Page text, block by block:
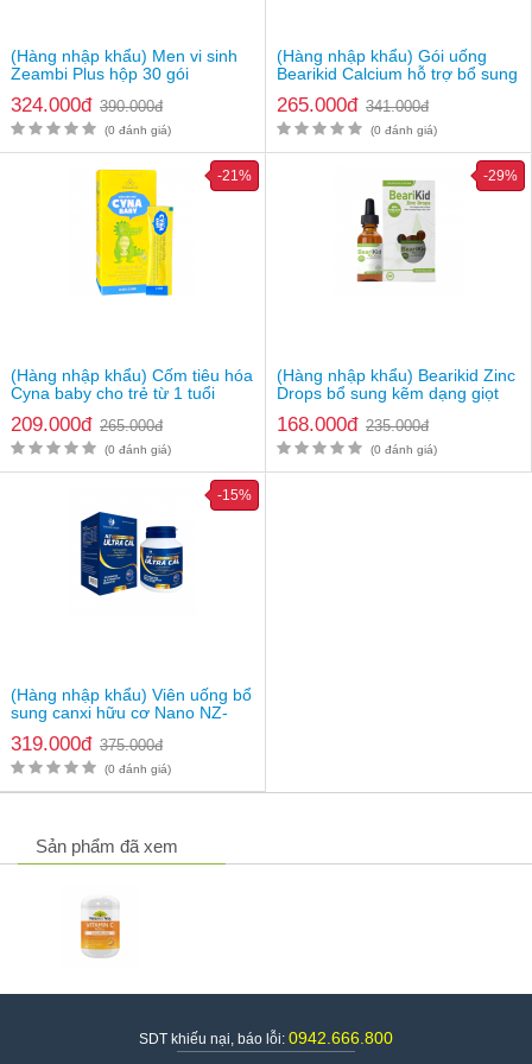
Thương hiệu: Nature's Way
Xuất xứ thương hiệu: Mỹ
Quy cách đóng gói: Hộp 300 viên
Giá: 305.000 vnđ/hộp
Lưu ý: Thực phẩm này không phải là thuốc và không có tác
dụng thay thế thuốc chữa bệnh. Hiệu quả sử dụng tuỳ thuộc cơ
địa từng người
(Hàng nhập khẩu) Men vi sinh
Zeambi Plus hộp 30 gói
324.000đ 390.000đ
(0 đánh giá)
(Hàng nhập khẩu) Gói uống
Bearikid Calcium hỗ trợ bổ sung
265.000đ 341.000đ
(0 đánh giá)
(Hàng nhập khẩu) Cốm tiêu hóa
Cyna baby cho trẻ từ 1 tuổi
209.000đ 265.000đ
-21%
(0 đánh giá)
(Hàng nhập khẩu) Bearikid Zinc
Drops bổ sung kẽm dạng giọt
168.000đ 235.000đ
-29%
(0 đánh giá)
(Hàng nhập khẩu) Viên uống bổ
sung canxi hữu cơ Nano NZ-
319.000đ 375.000đ
-15%
(0 đánh giá)
Sản phẩm đã xem
SDT khiếu nại, báo lỗi: 0942.666.800